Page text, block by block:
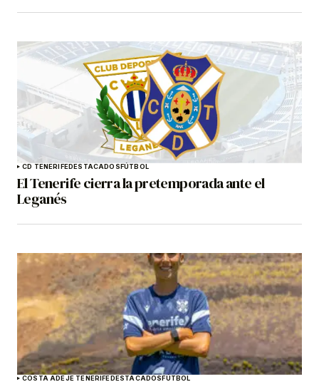
CD TENERIFEDESTACADOSFÚTBOL
El Tenerife cierra la pretemporada ante el
Leganés
COSTA ADEJE TENERIFEDESTACADOSFÚTBOL